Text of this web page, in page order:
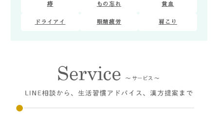
痔 もの忘れ 貧血
ドライアイ 眼精疲労 肩こり